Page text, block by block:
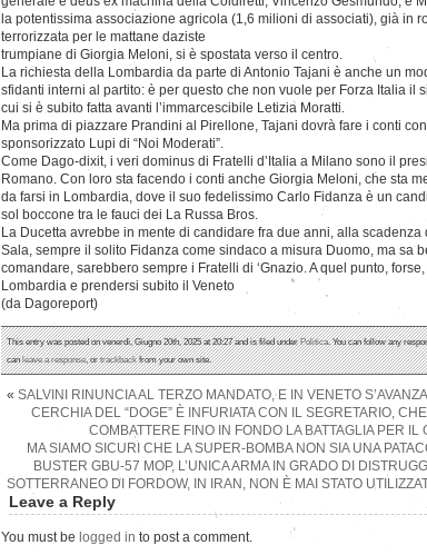
la potentissima associazione agricola (1,6 milioni di associati), già in
terrorizzata per le mattane daziste
trumpiane di Giorgia Meloni, si è spostata verso il centro.
La richiesta della Lombardia da parte di Antonio Tajani è anche un
sfidanti interni al partito: è per questo che non vuole per Forza Italia il
cui si è subito fatta avanti l’immarcescibile Letizia Moratti.
Ma prima di piazzare Prandini al Pirellone, Tajani dovrà fare i conti
sponsorizzato Lupi di “Noi Moderati”.
Come Dago-dixit, i veri dominus di Fratelli d’Italia a Milano sono il
Romano. Con loro sta facendo i conti anche Giorgia Meloni, che sta
da farsi in Lombardia, dove il suo fedelissimo Carlo Fidanza è un
sol boccone tra le fauci dei La Russa Bros.
La Ducetta avrebbe in mente di candidare fra due anni, alla
Sala, sempre il solito Fidanza come sindaco a misura Duomo, ma sa
comandare, sarebbero sempre i Fratelli di ‘Gnazio. A quel punto,
Lombardia e prendersi subito il Veneto
(da Dagoreport)
This entry was posted on venerdì, Giugno 20th, 2025 at 20:27 and is filed underPolitica. You can follow any
canleave a response, ortrackbackfrom your own site.
« SALVINI RINUNCIA AL TERZO MANDATO, E IN VENETO
CERCHIA DEL “DOGE” È INFURIATA CON IL SEGRETARIO,
COMBATTERE FINO IN FONDO LA BATTAGLIA PER IL
MA SIAMO SICURI CHE LA SUPER-BOMBA NON SIA UNA
BUSTER GBU-57 MOP, L’UNICA ARMA IN GRADO DI
SOTTERRANEO DI FORDOW, IN IRAN, NON È MAI STATO
Leave a Reply
You must be logged in to post a comment.